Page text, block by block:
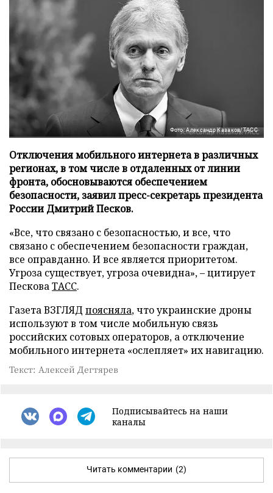
Фото: Александр Казаков/ТАСС
Отключения мобильного интернета в различных
регионах, в том числе в отдаленных от линии
фронта, обосновываются обеспечением
безопасности, заявил пресс-секретарь президента
России Дмитрий Песков.
«Все, что связано с безопасностью, и все, что
связано с обеспечением безопасности граждан,
все оправданно. И все является приоритетом.
Угроза существует, угроза очевидна», – цитирует
ПесковаТАСС.
Газета ВЗГЛЯД поясняла, что украинские дроны
используют в том числе мобильную связь
российских сотовых операторов, а отключение
мобильного интернета «ослепляет» их навигацию.
Текст: Алексей Дегтярев
Подписывайтесь на наши
каналы
Читать комментарии (2)